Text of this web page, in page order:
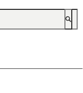
採用情報